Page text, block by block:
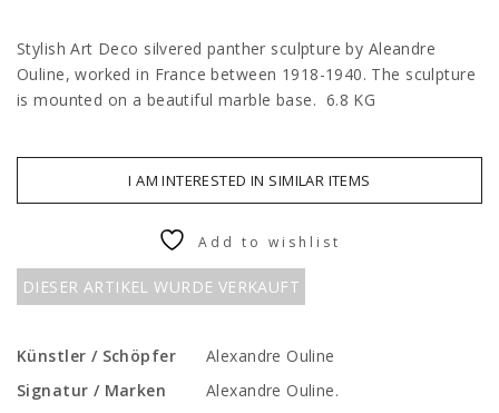
Stylish Art Deco silvered panther sculpture by Aleandre
Ouline, worked in France between 1918-1940. The sculpture
is mounted on a beautiful marble base. 6.8 KG
I AM INTERESTED IN SIMILAR ITEMS
DIESER ARTIKEL WURDE VERKAUFT
Add to wishlist
Künstler / Schöpfer
Alexandre Ouline
Signatur / Marken
Alexandre Ouline.